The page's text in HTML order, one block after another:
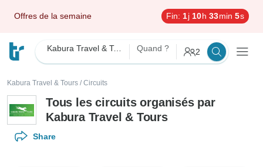
Offres de la semaine Fin: 1j 10h 33min 3s
Kabura Travel & Tours Quand ? 2
Kabura Travel & Tours / Circuits
Tous les circuits organisés par
Kabura Travel & Tours
Share